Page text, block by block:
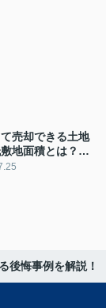
売却できる土地
地面積とは？調
紹介
後悔事例を解説！